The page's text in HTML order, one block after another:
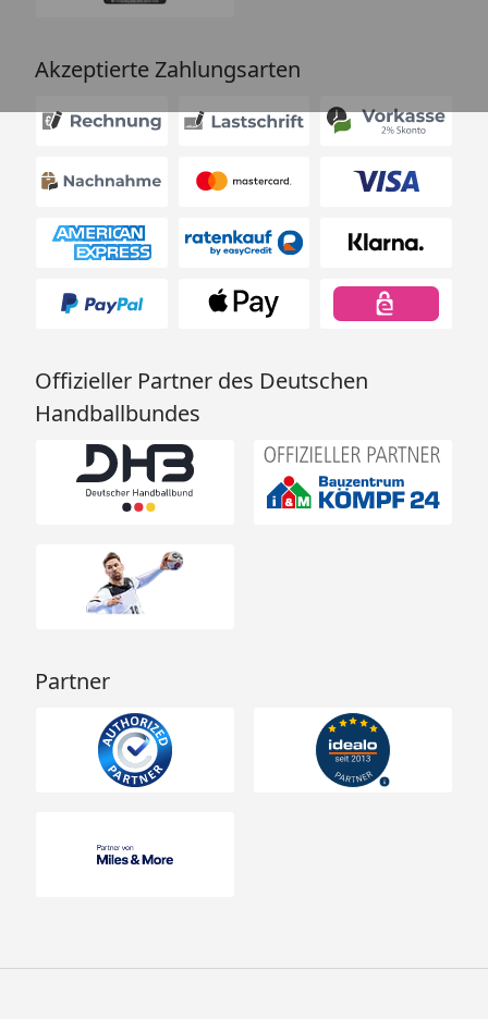
Akzeptierte Zahlungsarten
Offizieller Partner des Deutschen
Handballbundes
Partner